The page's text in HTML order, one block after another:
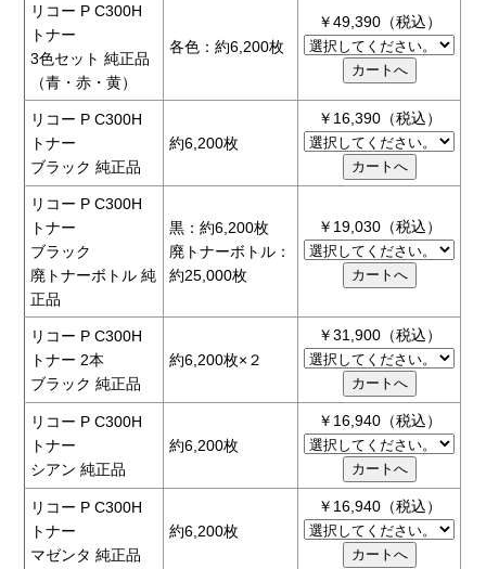
リコー P C300H
トナー
3色セット 純正品
（青・赤・黄）
各色：約6,200枚
￥49,390（税込）
リコー P C300H
トナー
ブラック 純正品
約6,200枚
￥16,390（税込）
リコー P C300H
トナー
ブラック
廃トナーボトル 純
正品
黒：約6,200枚
廃トナーボトル：
約25,000枚
￥19,030（税込）
リコー P C300H
トナー 2本
ブラック 純正品
約6,200枚×２
￥31,900（税込）
リコー P C300H
トナー
シアン 純正品
約6,200枚
￥16,940（税込）
リコー P C300H
トナー
マゼンタ 純正品
約6,200枚
￥16,940（税込）